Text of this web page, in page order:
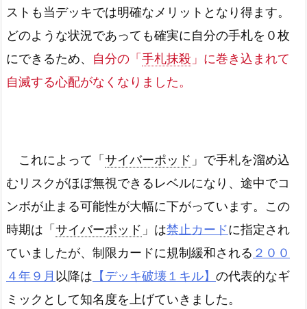
ストも当デッキでは明確なメリットとなり得ます。
どのような状況であっても確実に自分の手札を０枚
にできるため、 自分の「 手札抹殺 」に巻き込まれて
自滅する心配がなくなりました。
これによって「 サイバーポッド 」で手札を溜め込
むリスクがほぼ無視できるレベルになり、途中でコ
ンボが止まる可能性が大幅に下がっています。この
時期は「 サイバーポッド 」は禁止カードに指定され
ていましたが、制限カードに規制緩和される ２００
４年９月 以降は 【デッキ破壊１キル】 の代表的なギ
ミックとして知名度を上げていきました。